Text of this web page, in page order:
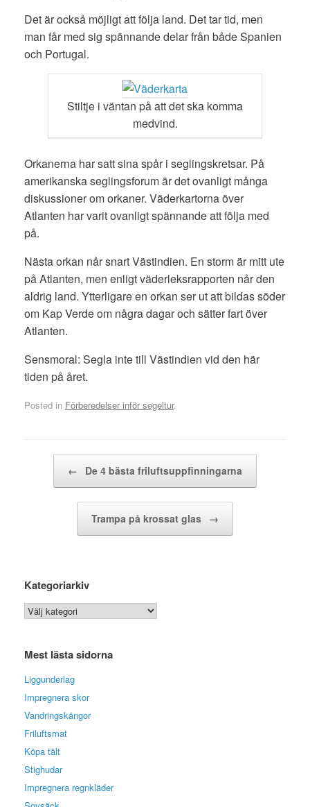
Det är också möjligt att följa land. Det tar tid, men
man får med sig spännande delar från både Spanien
och Portugal.
Stiltje i väntan på att det ska komma
medvind.
Orkanerna har satt sina spår i seglingskretsar. På
amerikanska seglingsforum är det ovanligt många
diskussioner om orkaner. Väderkartorna över
Atlanten har varit ovanligt spännande att följa med
på.
Nästa orkan når snart Västindien. En storm är mitt ute
på Atlanten, men enligt väderleksrapporten når den
aldrig land. Ytterligare en orkan ser ut att bildas söder
om Kap Verde om några dagar och sätter fart över
Atlanten.
Sensmoral: Segla inte till Västindien vid den här
tiden på året.
Posted in Förberedelser inför segeltur.
← De 4 bästa friluftsuppfinningarna
Trampa på krossat glas →
Kategoriarkiv
Kategoriarkiv
Mest lästa sidorna
Liggunderlag
Impregnera skor
Vandringskängor
Friluftsmat
Köpa tält
Stighudar
Impregnera regnkläder